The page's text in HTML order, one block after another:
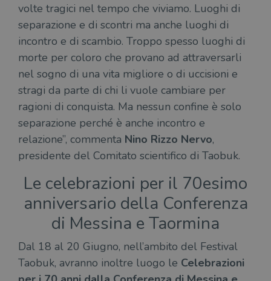
volte tragici nel tempo che viviamo. Luoghi di
separazione e di scontri ma anche luoghi di
incontro e di scambio. Troppo spesso luoghi di
morte per coloro che provano ad attraversarli
nel sogno di una vita migliore o di uccisioni e
stragi da parte di chi li vuole cambiare per
ragioni di conquista. Ma nessun confine è solo
separazione perché è anche incontro e
relazione”, commenta Nino Rizzo Nervo,
presidente del Comitato scientifico di Taobuk.
Le celebrazioni per il 70esimo
anniversario della Conferenza
di Messina e Taormina
Dal 18 al 20 Giugno, nell’ambito del Festival
Taobuk, avranno inoltre luogo le Celebrazioni